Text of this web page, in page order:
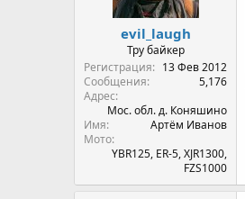
evil_laugh
Тру байкер
Регистрация
13 Фев 2012
Сообщения
5,176
Адрес
Мос. обл. д. Коняшино
Имя
Артём Иванов
Мото
YBR125, ER-5, XJR1300,
FZS1000